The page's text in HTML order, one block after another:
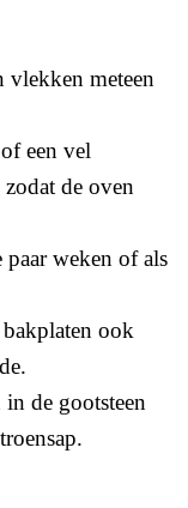
vlekken meteen
een vel
de oven
weken of als
ook
de gootsteen